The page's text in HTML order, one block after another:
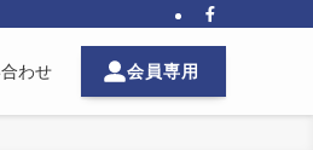
わせ 会員専用